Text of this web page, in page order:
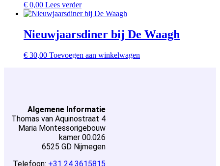
€ 0,00 Lees verder
Nieuwjaarsdiner bij De Waagh
€ 30,00 Toevoegen aan winkelwagen
Algemene Informatie
Thomas van Aquinostraat 4
Maria Montessorigebouw
kamer 00.026
6525 GD Nijmegen
Telefoon: +31 24 3615815